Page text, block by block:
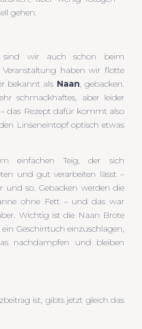
gehen.
sind wir auch schon beim
haben wir flotte
bekannt als Naan, gebacken.
schmackhaftes, aber leider
das Rezept dafür kommt also
Linseneintopf optisch etwas
einfachen Teig, der sich
und gut verarbeiten lässt –
und so. Gebacken werden die
ohne Fett – und das war
Wichtig ist die Naan Brote
Geschirrtuch einzuschlagen,
nachdampfen und bleiben
ist, gibts jetzt gleich das